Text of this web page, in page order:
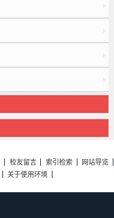
校友留言 索引检索
网站导览
关于使用环境